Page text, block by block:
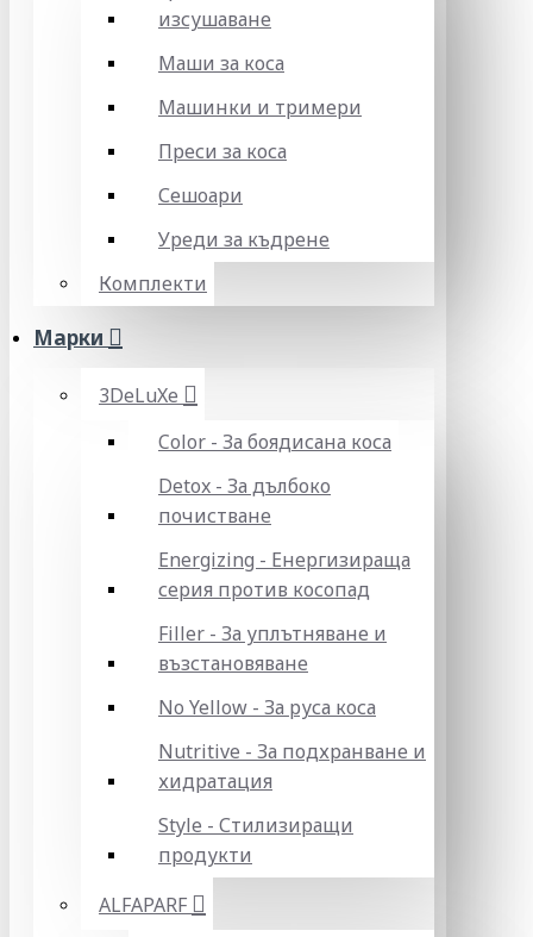
изсушаване
Маши за коса
Машинки и тримери
Преси за коса
Сешоари
Уреди за къдрене
Комплекти
Марки
3DeLuXe
Color - За боядисана коса
Detox - За дълбоко
почистване
Energizing - Енергизираща
серия против косопад
Filler - За уплътняване и
възстановяване
No Yellow - За руса коса
Nutritive - За подхранване и
хидратация
Style - Стилизиращи
продукти
ALFAPARF